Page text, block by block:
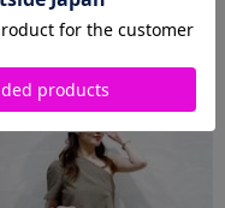
Samantha Thavasa